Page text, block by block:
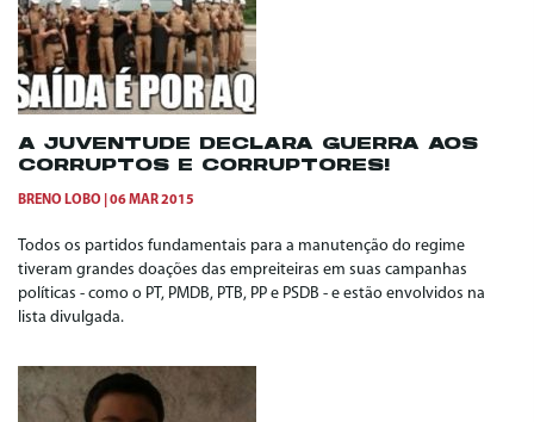
A JUVENTUDE DECLARA GUERRA AOS
CORRUPTOS E CORRUPTORES!
BRENO LOBO 06 MAR 2015
Todos os partidos fundamentais para a manutenção do regime
tiveram grandes doações das empreiteiras em suas campanhas
políticas - como o PT, PMDB, PTB, PP e PSDB - e estão envolvidos na
lista divulgada.